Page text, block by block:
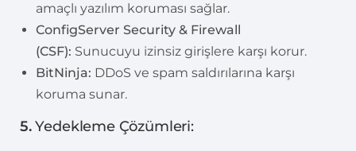
amaçlı yazılım koruması sağlar.
ConfigServer Security & Firewall
(CSF): Sunucuyu izinsiz girişlere karşı korur.
BitNinja: DDoS ve spam saldırılarına karşı
koruma sunar.
5.Yedekleme Çözümleri: